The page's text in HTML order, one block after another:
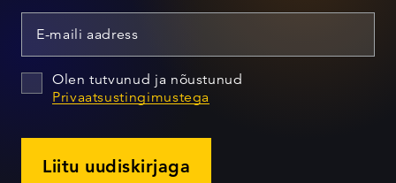
Olen tutvunud ja nõustunud
Privaatsustingimustega
Liitu uudiskirjaga